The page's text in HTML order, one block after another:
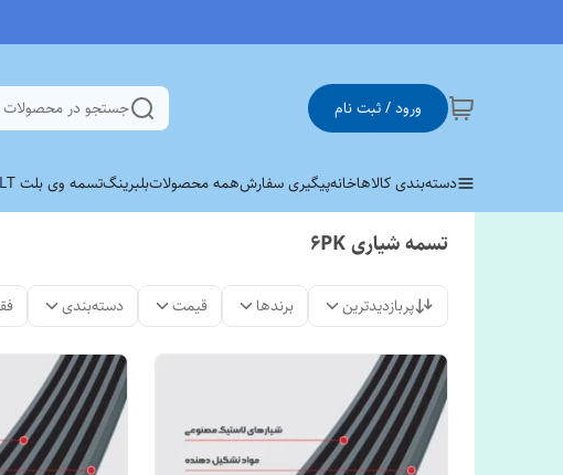
ورود / ثبت نام جستجو در محصولات
دسته‌بندی کالاهاخانهپیگیری سفارشهمه محصولاتبلبرینگتسمه وی بلت V-BELT
تسمه شیاری 6PK
پربازدیدترین برندها قیمت دسته‌بندی